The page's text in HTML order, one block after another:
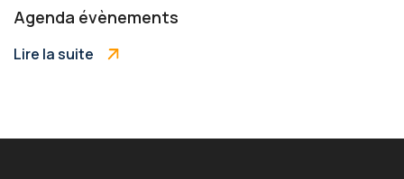
Agenda évènements
Lire la suite